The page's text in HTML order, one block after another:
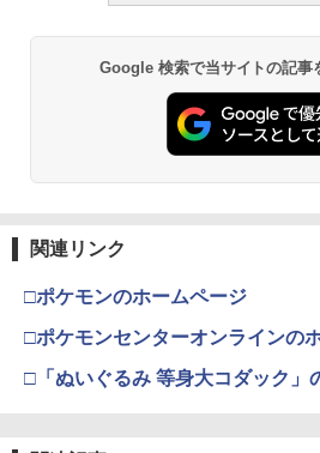
ZC LEOPARD
強化ピストン
ナイロンファイ
動ガンメカボッ
￥1,880
20時〜8月11日
ARK
プ BUIS リアサ
バゲー
￥1,933
【全品5%ポイ
くボール ドロ
￥1,580
5
自動回避機能
ちゃ プレゼン
TAMASHII
ツ ONE PIECE
ード頂上決戦-
4
52TOYS
セス On the
ックス フィギ
ション 塗装済
新年のギフトに
BANDAI
30MS SIS-J00
4
マックスファク
ちゃん 組み立
ール 全高約
￥10,081
￥220,000
東京マルイ
USP HG 18歳以
￥3,409
4
￥2,666
タミヤ クラフ
先細薄刃ニッパ
モデル用工具
￥2,600
Google 検索で当サイトの記事
関連リンク
□ポケモンのホームページ
□ポケモンセンターオンラインの
□「ぬいぐるみ 等身大コダック」